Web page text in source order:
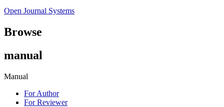
Open Journal Systems
Browse
manual
Manual
For Author
For Reviewer